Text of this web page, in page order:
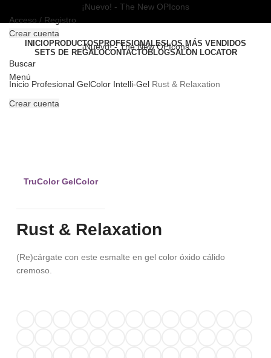
¡Nuevo! - The New OPIcons
Acceso / Registro
Crear cuenta
¡Nuevo! - The New OPIcons
INICIOPRODUCTOSPROFESIONALESLOS MÁS VENDIDOS
SETS DE REGALOCONTACTOBLOGSALON LOCATOR
Buscar
Menú
Crear cuenta
Inicio Profesional GelColor Intelli-Gel Rust & Relaxation
TruColor GelColor
Rust & Relaxation
(Re)cárgate con este esmalte en gel color óxido cálido
cremoso.